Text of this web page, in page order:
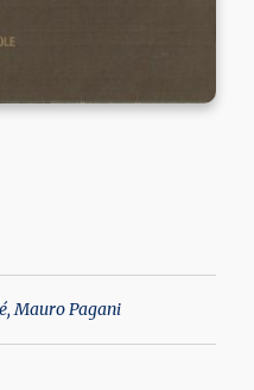
Mauro Pagani